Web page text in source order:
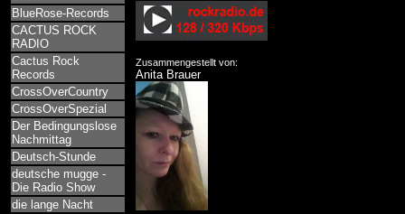
BlueRose-Records
CACTUS ROCK
RADIO
Cactus Rock
Records
CrossOverCountry
CrossOverSpezial
Der Bedingungslose
Nachmittag
Deutsch-Stunde
deutsche mugge -
Die Radio Show
die lange Nacht
Zusammengestellt von:
Anita Brauer